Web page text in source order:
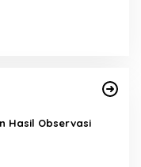
Hasil Observasi